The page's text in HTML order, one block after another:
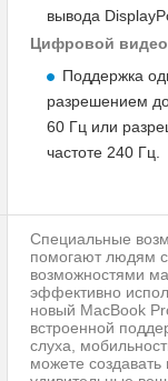
вывода
Цифровой
Поддержка
разрешением
60 Гц или
частоте 240 Гц.
Специальные
помогают людям
возможностями
эффективно
новый MacBook
встроенной
слуха,
можете создавать